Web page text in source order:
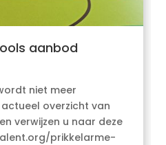
aanbod
niet meer
overzicht van
verwijzen u naar deze
prikkelarme-